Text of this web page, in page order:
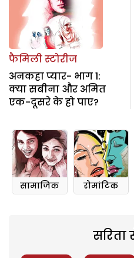
फैमिली स्टोरीज
अनकहा प्यार- भाग 1:
क्या सबीना और अमित
एक-दूसरे के हो पाए?
सामाजिक रोमांटिक